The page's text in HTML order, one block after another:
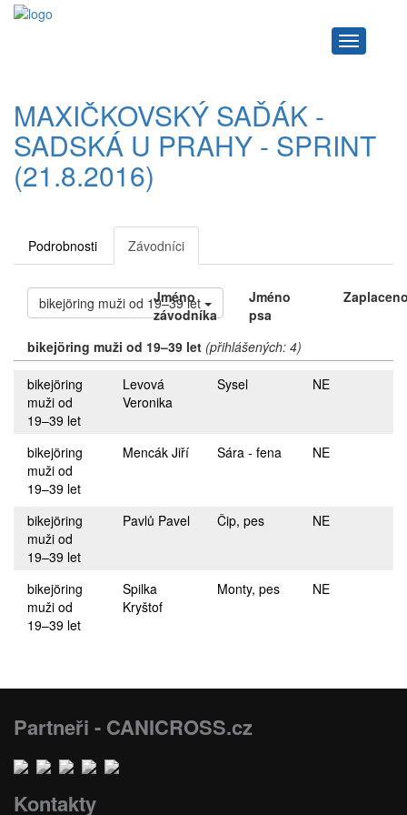
Navigace
MAXIČKOVSKÝ SAĎÁK -
SADSKÁ U PRAHY - SPRINT
(21.8.2016)
Podrobnosti Závodníci
bikejöring muži od 19–39 let
Jméno
závodníka
Jméno
psa
bikejöring muži od 19–39 let (přihlášených: 4)
bikejöring
muži od
19–39 let
Levová
Veronika
Sysel NE
bikejöring
muži od
19–39 let
Mencák Jiří Sára - fena NE
bikejöring
muži od
19–39 let
Pavlů Pavel Čip, pes NE
bikejöring
muži od
19–39 let
Spilka
Kryštof
Monty, pes NE
Partneři - CANICROSS.cz
Kontakty